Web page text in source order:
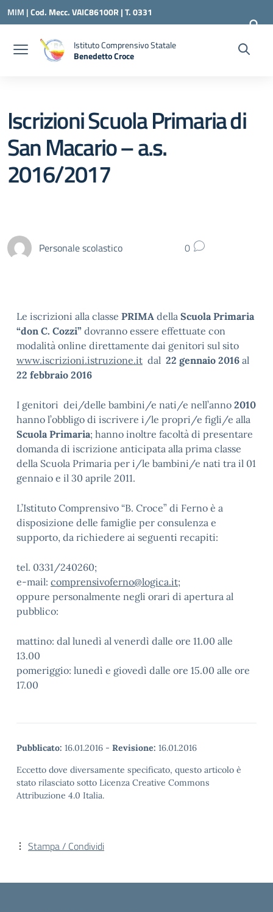
Vai ai contenuti
Vai al menu di navigazione
Vai al footer
MIM |Cod. Mecc. VAIC86100R | T. 0331
240260 | VAIC86100R@ISTRUZIONE.IT
Istituto Comprensivo Statale
Benedetto Croce
Iscrizioni Scuola Primaria di
San Macario – a.s.
2016/2017
Personale scolastico 0
Le iscrizioni alla classe PRIMA della Scuola Primaria
“don C. Cozzi” dovranno essere effettuate con
modalità online direttamente dai genitori sul sito
www.iscrizioni.istruzione.it dal 22 gennaio 2016 al
22 febbraio 2016
I genitori dei/delle bambini/e nati/e nell’anno 2010
hanno l’obbligo di iscrivere i/le propri/e figli/e alla
Scuola Primaria; hanno inoltre facoltà di presentare
domanda di iscrizione anticipata alla prima classe
della Scuola Primaria per i/le bambini/e nati tra il 01
gennaio e il 30 aprile 2011.
L’Istituto Comprensivo “B. Croce” di Ferno è a
disposizione delle famiglie per consulenza e
supporto, da richiedere ai seguenti recapiti:
tel. 0331/240260;
e-mail: comprensivoferno@logica.it;
oppure personalmente negli orari di apertura al
pubblico:
mattino: dal lunedì al venerdì dalle ore 11.00 alle
13.00
pomeriggio: lunedì e giovedì dalle ore 15.00 alle ore
17.00
Pubblicato: 16.01.2016 - Revisione: 16.01.2016
Eccetto dove diversamente specificato, questo articolo è
stato rilasciato sotto Licenza Creative Commons
Attribuzione 4.0 Italia.
Stampa / Condividi